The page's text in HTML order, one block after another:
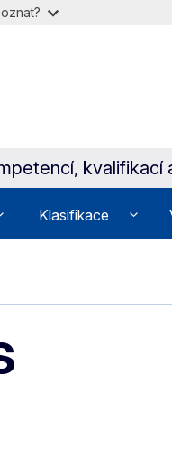
kvalifikací
Klasifikace